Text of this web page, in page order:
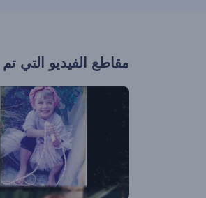
مقاطع الفيديو التي